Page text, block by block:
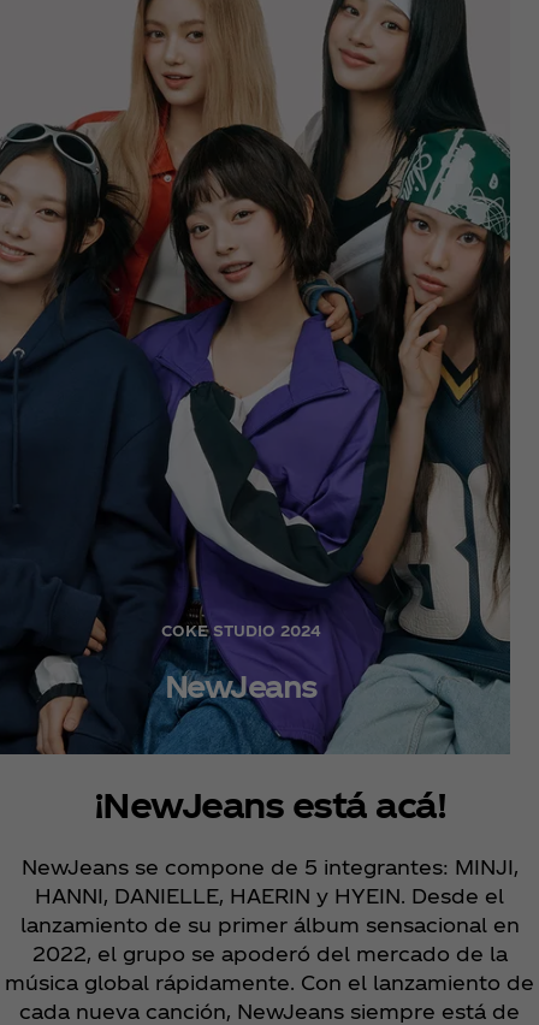
COKE STUDIO 2024
NewJeans
¡NewJeans está acá!
NewJeans se compone de 5 integrantes: MINJI,
HANNI, DANIELLE, HAERIN y HYEIN. Desde el
lanzamiento de su primer álbum sensacional en
2022, el grupo se apoderó del mercado de la
música global rápidamente. Con el lanzamiento de
cada nueva canción, NewJeans siempre está de